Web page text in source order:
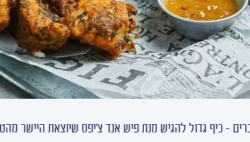
– כיף גדול להגיש מנת פיש אנד צ'יפס שיוצאת היישר